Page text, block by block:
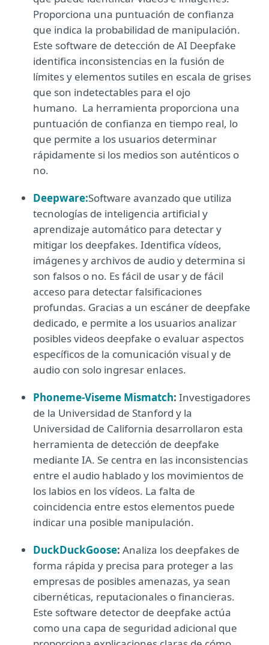
Proporciona una puntuación de confianza
que indica la probabilidad de manipulación.
Este software de detección de AI Deepfake
identifica inconsistencias en la fusión de
límites y elementos sutiles en escala de grises
que son indetectables para el ojo
humano. La herramienta proporciona una
puntuación de confianza en tiempo real, lo
que permite a los usuarios determinar
rápidamente si los medios son auténticos o
no.
Deepware:Software avanzado que utiliza
tecnologías de inteligencia artificial y
aprendizaje automático para detectar y
mitigar los deepfakes. Identifica vídeos,
imágenes y archivos de audio y determina si
son falsos o no. Es fácil de usar y de fácil
acceso para detectar falsificaciones
profundas. Gracias a un escáner de deepfake
dedicado, e permite a los usuarios analizar
posibles videos deepfake o evaluar aspectos
específicos de la comunicación visual y de
audio con solo ingresar enlaces.
Phoneme-Viseme Mismatch: Investigadores
de la Universidad de Stanford y la
Universidad de California desarrollaron esta
herramienta de detección de deepfake
mediante IA. Se centra en las inconsistencias
entre el audio hablado y los movimientos de
los labios en los vídeos. La falta de
coincidencia entre estos elementos puede
indicar una posible manipulación.
DuckDuckGoose: Analiza los deepfakes de
forma rápida y precisa para proteger a las
empresas de posibles amenazas, ya sean
cibernéticas, reputacionales o financieras.
Este software detector de deepfake actúa
como una capa de seguridad adicional que